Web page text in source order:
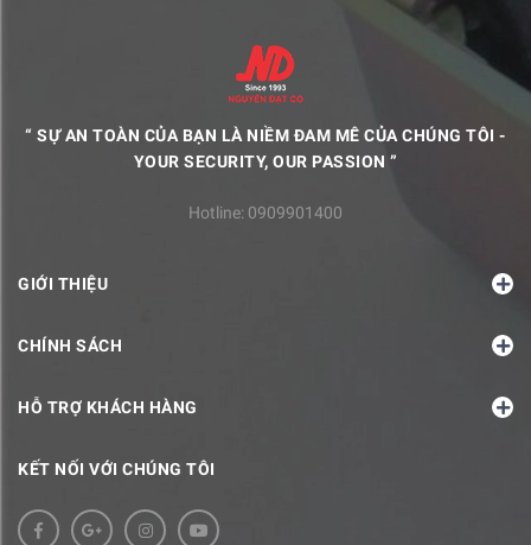
“ SỰ AN TOÀN CỦA BẠN LÀ NIỀM ĐAM MÊ CỦA CHÚNG TÔI -
YOUR SECURITY, OUR PASSION ”
Hotline: 0909901400
GIỚI THIỆU
CHÍNH SÁCH
HỖ TRỢ KHÁCH HÀNG
KẾT NỐI VỚI CHÚNG TÔI